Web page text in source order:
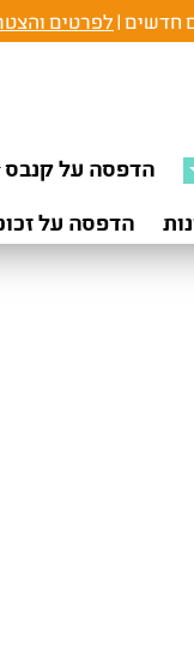
לפרטים
הדפסה על קנבס
הדפסה על